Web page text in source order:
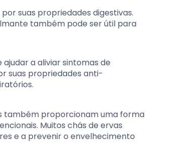
suas propriedades digestivas.
também pode ser útil para
a aliviar sintomas de
suas propriedades anti-
também proporcionam uma forma
Muitos chás de ervas
e a prevenir o envelhecimento